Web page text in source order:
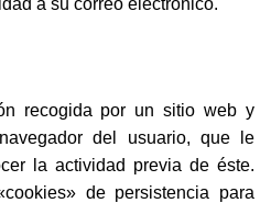
a su correo electrónico.
recogida por un sitio web y
del usuario, que le
la actividad previa de éste.
de persistencia para